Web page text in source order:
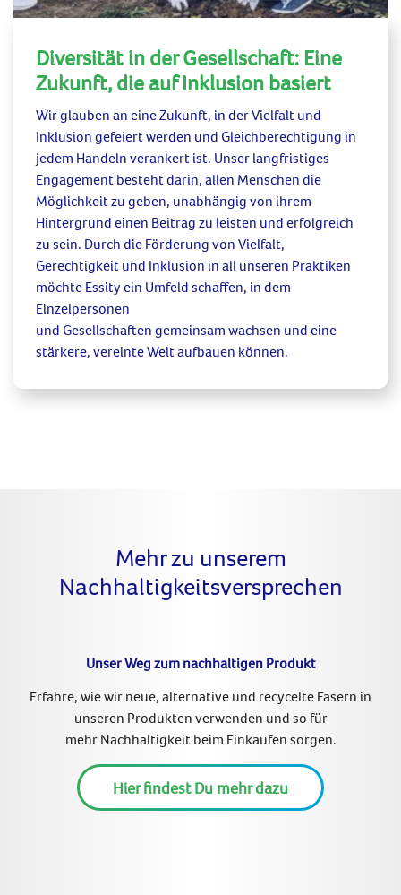
Diversität in der Gesellschaft: Eine
Zukunft, die auf Inklusion basiert
Wir glauben an eine Zukunft, in derVielfalt und
Inklusion gefeiert werden und Gleichberechtigung in
jedem Handeln verankert ist. Unser langfristiges
Engagement besteht darin, allen Menschen die
Möglichkeit zu geben, unabhängig von ihrem
Hintergrund einen Beitrag zu leisten und erfolgreich
zu sein. Durch die Förderung von Vielfalt,
Gerechtigkeit und Inklusion in all unseren Praktiken
möchte Essity ein Umfeld schaffen, in dem
Einzelpersonen
und Gesellschaften gemeinsam wachsen und eine
stärkere, vereinteWeltaufbauen können.
Mehr zu unserem
Nachhaltigkeitsversprechen
Unser Weg zum nachhaltigen Produkt
Erfahre, wie wir neue, alternative und recycelte Fasern in
unseren Produkten verwenden und so für
mehr Nachhaltigkeit beim Einkaufen sorgen.
Hier findest Du mehr dazu